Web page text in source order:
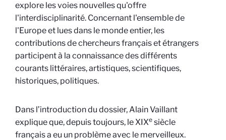
explore les voies nouvelles qu'offre
l'interdisciplinarité. Concernant l'ensemble de
l'Europe et lues dans le monde entier, les
contributions de chercheurs français et étrangers
participent à la connaissance des différents
courants littéraires, artistiques, scientifiques,
historiques, politiques.
Dans l’introduction du dossier, Alain Vaillant
explique que, depuis toujours, le XIXe siècle
français a eu un problème avec le merveilleux.